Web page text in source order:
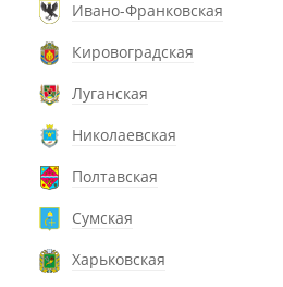
Ивано-Франковская
Кировоградская
Луганская
Николаевская
Полтавская
Сумская
Харьковская